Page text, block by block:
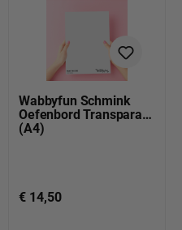
Wabbyfun Schmink
Oefenbord Transparant
(A4)
€ 14,50